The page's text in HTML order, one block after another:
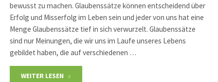
bewusst zu machen. Glaubenssätze können entscheidend über
Erfolg und Misserfolg im Leben sein und jeder von uns hat eine
Menge Glaubenssätze tief in sich verwurzelt. Glaubenssätze
sind nur Meinungen, die wir uns im Laufe unseres Lebens
gebildet haben, die auf verschiedenen …
WEITER LESEN